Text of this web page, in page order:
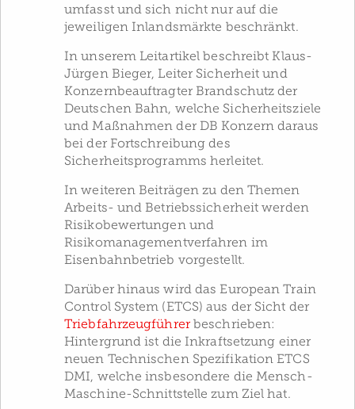
umfasst und sich nicht nur auf die
jeweiligen Inlandsmärkte beschränkt.
In unserem Leitartikel beschreibt Klaus-
Jürgen Bieger, Leiter Sicherheit und
Konzernbeauftragter Brandschutz der
Deutschen Bahn, welche Sicherheitsziele
und Maßnahmen der DB Konzern daraus
bei der Fortschreibung des
Sicherheitsprogramms herleitet.
In weiteren Beiträgen zu den Themen
Arbeits- und Betriebssicherheit werden
Risikobewertungen und
Risikomanagementverfahren im
Eisenbahnbetrieb vorgestellt.
Darüber hinaus wird das European Train
Control System (ETCS) aus der Sicht der
Triebfahrzeugführerbeschrieben:
Hintergrund ist die Inkraftsetzung einer
neuen Technischen Spezifikation ETCS
DMI, welche insbesondere die Mensch-
Maschine-Schnittstelle zum Ziel hat.